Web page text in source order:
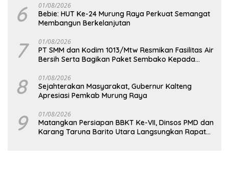
6 01/08/2026
Bebie: HUT Ke-24 Murung Raya Perkuat Semangat
Membangun Berkelanjutan
7 01/08/2026
PT SMM dan Kodim 1013/Mtw Resmikan Fasilitas Air
Bersih Serta Bagikan Paket Sembako Kepada
8 01/08/2026
Sejahterakan Masyarakat, Gubernur Kalteng
Apresiasi Pemkab Murung Raya
9 01/08/2026
Matangkan Persiapan BBKT Ke-VII, Dinsos PMD dan
Karang Taruna Barito Utara Langsungkan Rapat